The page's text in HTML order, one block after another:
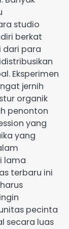
studio
berkat
dari para
Eksperimen
jernih
organik
penonton
yang
yang
lama
terbaru ini
pecinta
secara luas